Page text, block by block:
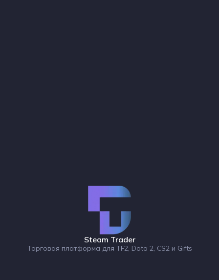
Steam Trader
Торговая платформа для TF2, Dota 2, CS2 и Gifts